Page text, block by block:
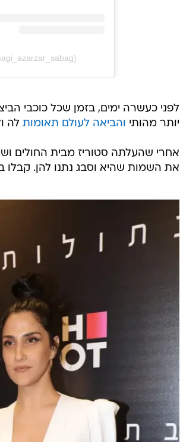
לפני כעשרה ימים, בזמן שכל כוכבי
יותר מהותי והביאה לעולם תאומות לה
אחרי שהעלתה סטוריז מבית החולים
את השמות שהיא וסבג נתנו להן. קבלו